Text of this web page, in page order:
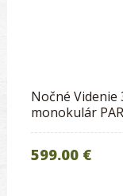
Nočné Videnie
monokulár
599.00 €